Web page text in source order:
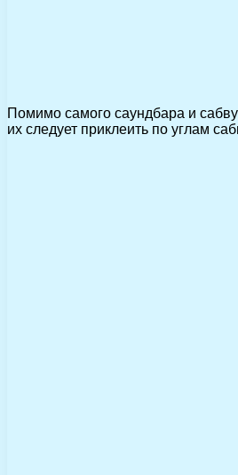
Помимо самого саундбара и
их следует приклеить по углам